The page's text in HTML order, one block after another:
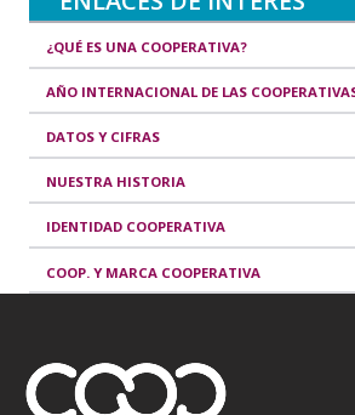
¿QUÉ ES UNA COOPERATIVA?
AÑO INTERNACIONAL DE LAS
DATOS Y CIFRAS
NUESTRA HISTORIA
IDENTIDAD COOPERATIVA
COOP. Y MARCA COOPERATIVA